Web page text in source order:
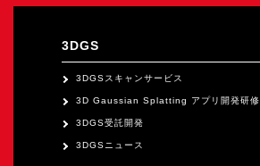
3DGS
3DGSスキャンサービス
3D Gaussian Splatting アプリ開発研修
3DGS受託開発
3DGSニュース